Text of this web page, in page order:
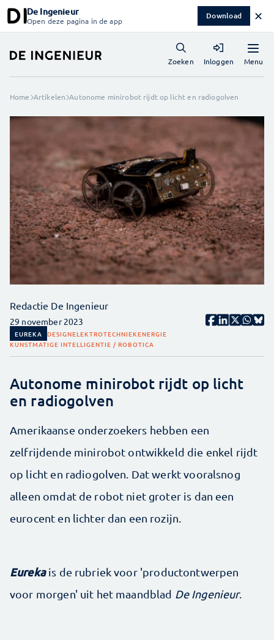
De Ingenieur
Open deze pagina in de app Download ✕
Menu
Zoeken Inloggen
Home Artikelen Autonome minirobot rijdt op licht en radiogolven
Redactie De Ingenieur
29 november 2023
EUREKA DESIGNELEKTROTECHNIEKENERGIE
KUNSTMATIGE INTELLIGENTIE / ROBOTICA
Autonome minirobot rijdt op licht
en radiogolven
Amerikaanse onderzoekers hebben een
zelfrijdende minirobot ontwikkeld die enkel rijdt
op licht en radiogolven. Dat werkt vooralsnog
alleen omdat de robot niet groter is dan een
eurocent en lichter dan een rozijn.
Eureka is de rubriek voor 'productontwerpen
voor morgen' uit het maandblad De Ingenieur.